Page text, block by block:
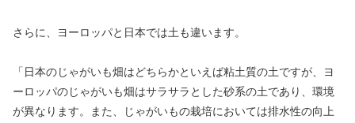
さらに、ヨーロッパと日本では土も違います。
「日本のじゃがいも畑はどちらかといえば粘土質の土ですが、ヨ
ーロッパのじゃがいも畑はサラサラとした砂系の土であり、環境
が異なります。また、じゃがいもの栽培においては排水性の向上